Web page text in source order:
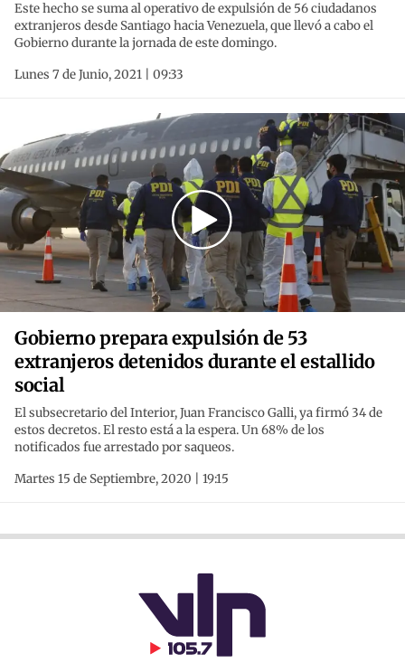
Este hecho se suma al operativo de expulsión de 56 ciudadanos
extranjeros desde Santiago hacia Venezuela, que llevó a cabo el
Gobierno durante la jornada de este domingo.
Lunes 7 de Junio, 2021 | 09:33
Gobierno prepara expulsión de 53
extranjeros detenidos durante el estallido
social
El subsecretario del Interior, Juan Francisco Galli, ya firmó 34 de
estos decretos. El resto está a la espera. Un 68% de los
notificados fue arrestado por saqueos.
Martes 15 de Septiembre, 2020 | 19:15